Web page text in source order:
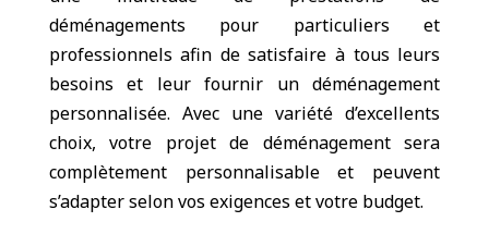
déménagements pour particuliers et
professionnels afin de satisfaire à tous leurs
besoins et leur fournir un déménagement
personnalisée. Avec une variété d’excellents
choix, votre projet de déménagement sera
complètement personnalisable et peuvent
s’adapter selon vos exigences et votre budget.